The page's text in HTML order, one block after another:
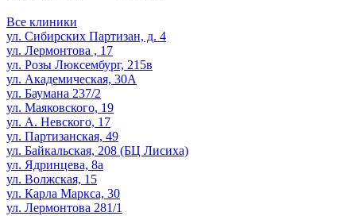
Все клиники
ул. Сибирских Партизан, д. 4
ул. Лермонтова , 17
ул. Розы Люксембург, 215в
ул. Академическая, 30А
ул. Баумана 237/2
ул. Маяковского, 19
ул. А. Невского, 17
ул. Партизанская, 49
ул. Байкальская, 208 (БЦ Лисиха)
ул. Ядринцева, 8а
ул. Волжская, 15
ул. Карла Маркса, 30
ул. Лермонтова 281/1